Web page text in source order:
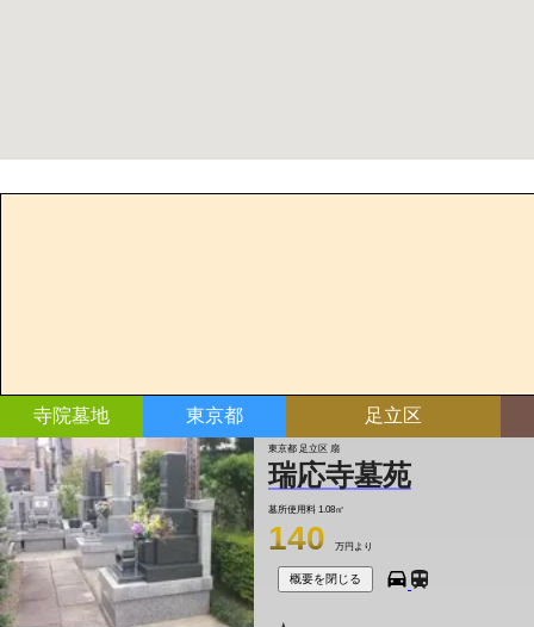
寺院墓地 東京都 足立区
東京都 足立区 扇
瑞応寺墓苑
墓所使用料 1.08㎡
140 万円より
概要を閉じる